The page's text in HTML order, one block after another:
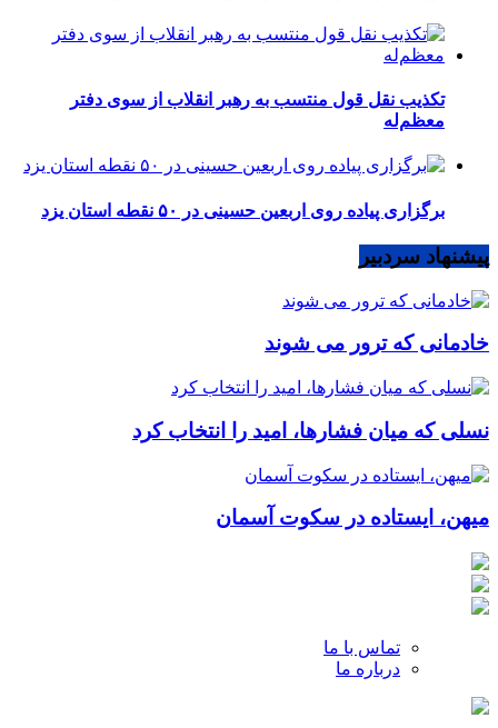
تکذیب نقل قول منتسب به رهبر انقلاب از سوی دفتر
معظم‌له
برگزاری پیاده روی اربعین حسینی در ۵۰ نقطه استان یزد
پیشنهاد سردبیر
خادمانی که ترور می شوند
نسلی که میان فشارها، امید را انتخاب کرد
میهن، ایستاده در سکوت آسمان
تماس با ما
درباره ما